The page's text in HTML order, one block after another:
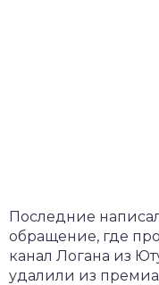
Последние
обращение, где
канал Логана из
удалили из